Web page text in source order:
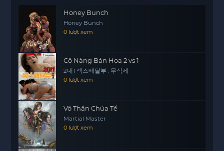
việc.
Dù vậy, gã lang thang gặp khó khăn trong việc
tập luyện các tiết mục biểu diễn, vì vậy ông chủ
chuyển gã sang làm nhân viên hậu đài. Tại đây,
gã đã kết bạn với Merna, cô gái cưỡi ngựa và
cũng là con gái của ông chủ rạp. Merna nhận ra
rằng gã lang thang chính là điểm nhấn thu hút
khán giả và thuyết phục bố cô phải trả lương cho
gã xứng đáng hơn.
Trong thời gian ở bên nhau, gã lang thang đã nảy
sinh tình cảm với Merna. Tuy nhiên,
motphims1.com
Honey Bunch
Honey Bunch
0 lượt xem
Cô Nàng Bán Hoa 2 vs 1
2대1 섹스배달부 : 무삭제
0 lượt xem
Võ Thần Chúa Tể
Martial Master
0 lượt xem